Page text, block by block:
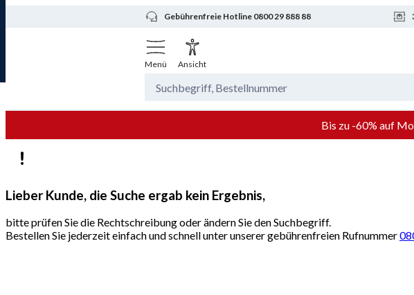
Gebührenfreie Hotline 0800 29 888 88
Menü Ansicht
Bis zu -60% auf
Lieber Kunde, die Suche ergab kein Ergebnis,
bitte prüfen Sie die Rechtschreibung oder ändern Sie den Suchbegriff.
Bestellen Sie jederzeit einfach und schnell unter unserer gebührenfreien Rufnummer